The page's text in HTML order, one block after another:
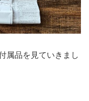
属品を見ていきまし